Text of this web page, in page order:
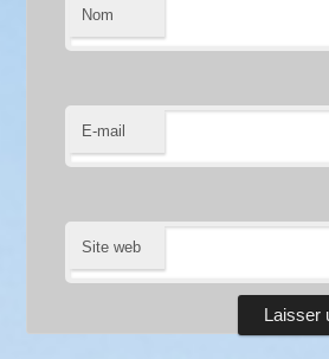
Nom
E-mail
Site web